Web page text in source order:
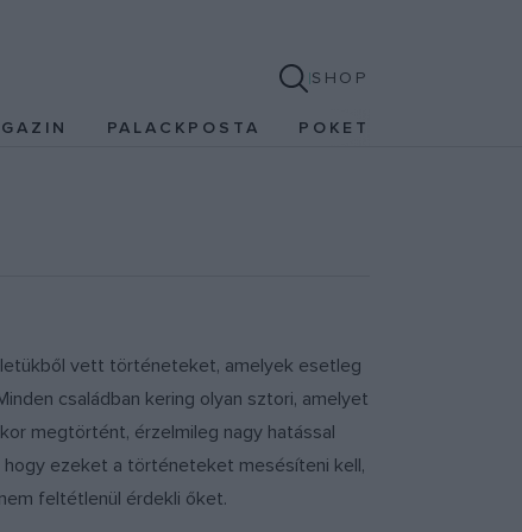
SHOP
PALACKPOSTA POKET
vett történeteket, amelyek esetleg
családban kering olyan sztori, amelyet
megtörtént, érzelmileg nagy hatással
ezeket a történeteket mesésíteni kell,
feltétlenül érdekli őket.